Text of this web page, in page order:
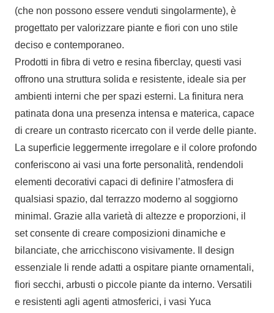
(che non possono essere venduti singolarmente), è
progettato per valorizzare piante e fiori con uno stile
deciso e contemporaneo.
Prodotti in fibra di vetro e resina fiberclay, questi vasi
offrono una struttura solida e resistente, ideale sia per
ambienti interni che per spazi esterni. La finitura nera
patinata dona una presenza intensa e materica, capace
di creare un contrasto ricercato con il verde delle piante.
La superficie leggermente irregolare e il colore profondo
conferiscono ai vasi una forte personalità, rendendoli
elementi decorativi capaci di definire l’atmosfera di
qualsiasi spazio, dal terrazzo moderno al soggiorno
minimal. Grazie alla varietà di altezze e proporzioni, il
set consente di creare composizioni dinamiche e
bilanciate, che arricchiscono visivamente. Il design
essenziale li rende adatti a ospitare piante ornamentali,
fiori secchi, arbusti o piccole piante da interno. Versatili
e resistenti agli agenti atmosferici, i vasi Yuca